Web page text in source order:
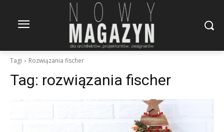
Tagi Rozwiązania fischer
Tag: rozwiązania fischer